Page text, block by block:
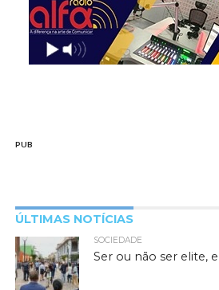
PUB
ÚLTIMAS NOTÍCIAS
SOCIEDADE
Ser ou não ser elite,